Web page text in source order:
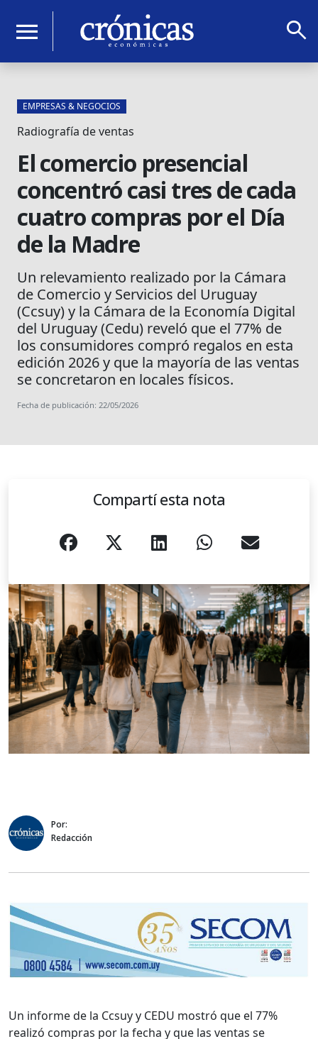
menu search
EMPRESAS & NEGOCIOS
Radiografía de ventas
El comercio presencial
concentró casi tres de cada
cuatro compras por el Día
de la Madre
Un relevamiento realizado por la Cámara
de Comercio y Servicios del Uruguay
(Ccsuy) y la Cámara de la Economía Digital
del Uruguay (Cedu) reveló que el 77% de
los consumidores compró regalos en esta
edición 2026 y que la mayoría de las ventas
se concretaron en locales físicos.
Fecha de publicación: 22/05/2026
Compartí esta nota
Por:
Redacción
Un informe de la Ccsuy y CEDU mostró que el 77%
realizó compras por la fecha y que las ventas se